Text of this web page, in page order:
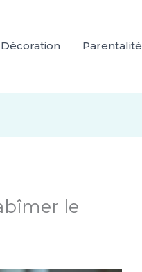
Décoration Parentalité
le